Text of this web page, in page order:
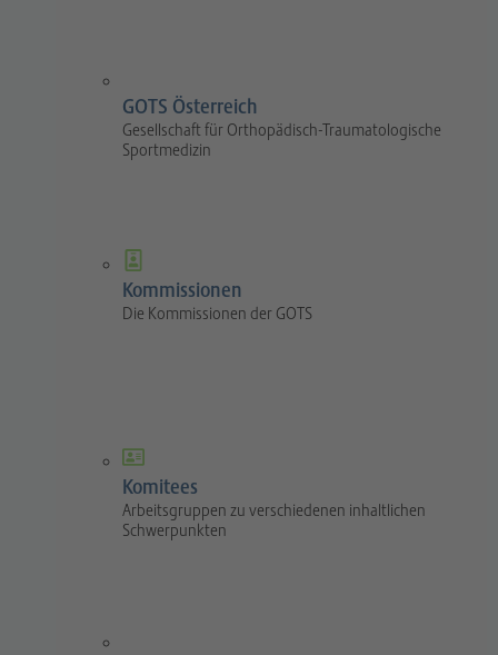
GOTS Österreich
Gesellschaft für Orthopädisch-Traumatologische
Sportmedizin
Kommissionen
Die Kommissionen der GOTS
Komitees
Arbeitsgruppen zu verschiedenen inhaltlichen
Schwerpunkten